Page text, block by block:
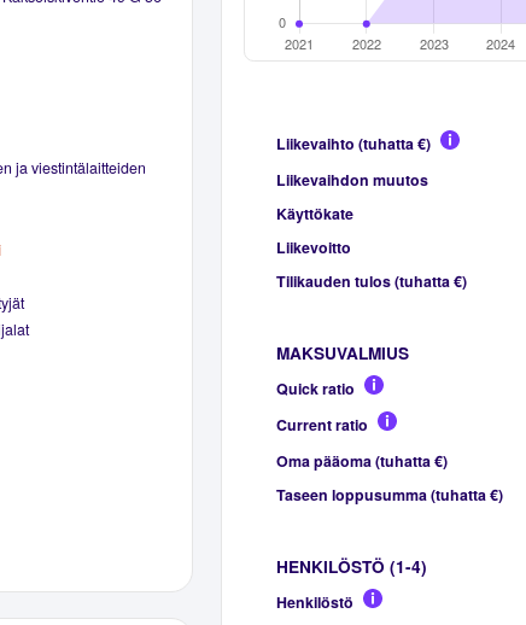
ja viestintälaitteiden
Liikevaihto (tuhatta €)
Liikevaihdon muutos
Käyttökate
Liikevoitto
Tilikauden tulos (tuhatta €)
MAKSUVALMIUS
Quick ratio
Current ratio
Oma pääoma (tuhatta €)
Taseen loppusumma (tuhatta €)
HENKILÖSTÖ (1-4)
Henkilöstö